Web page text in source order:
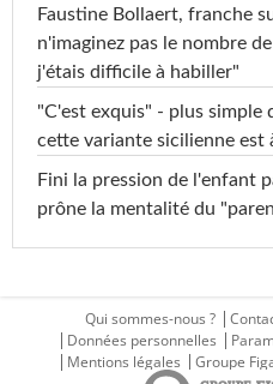
Faustine Bollaert, franche
n'imaginez pas le nombre
j'étais difficile à habiller"
"C'est exquis" - plus simple
cette variante sicilienne est
Fini la pression de l'enfant
prône la mentalité du
Qui sommes-nous ?
Données personnelles
Mentions légales
Groupe